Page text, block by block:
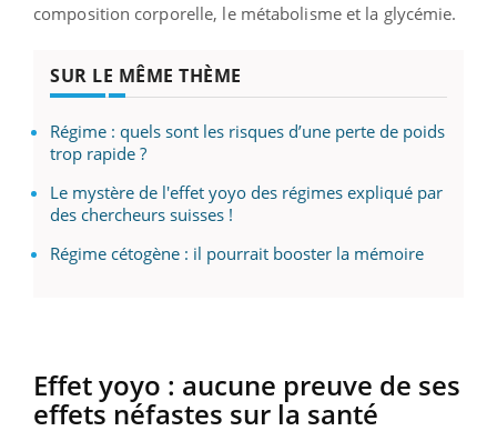
composition corporelle, le métabolisme et la glycémie.
SUR LE MÊME THÈME
Régime : quels sont les risques d’une perte de poids
trop rapide ?
Le mystère de l'effet yoyo des régimes expliqué par
des chercheurs suisses !
Régime cétogène : il pourrait booster la mémoire
Effet yoyo : aucune preuve de ses
effets néfastes sur la santé